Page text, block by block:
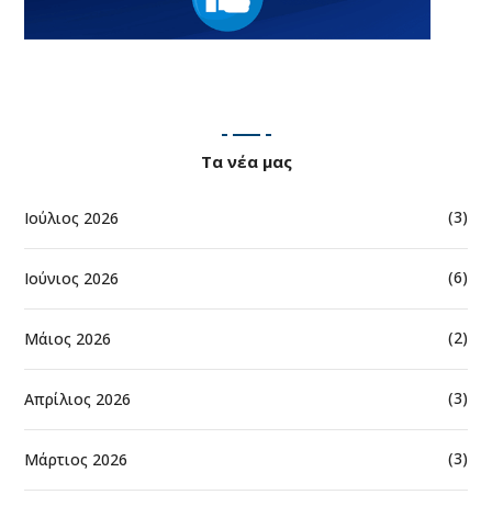
Τα νέα μας
Ιούλιος 2026 (3)
Ιούνιος 2026 (6)
Μάιος 2026 (2)
Απρίλιος 2026 (3)
Μάρτιος 2026 (3)